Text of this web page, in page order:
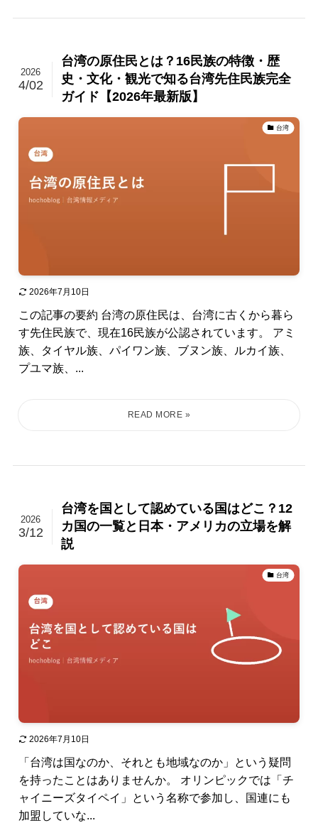
台湾の原住民とは？16民族の特徴・歴
史・文化・観光で知る台湾先住民族完全
ガイド【2026年最新版】
2026
4/02
台湾
2026年7月10日
この記事の要約 台湾の原住民は、台湾に古くから暮ら
す先住民族で、現在16民族が公認されています。 アミ
族、タイヤル族、パイワン族、ブヌン族、ルカイ族、
プユマ族、...
台湾を国として認めている国はどこ？12
カ国の一覧と日本・アメリカの立場を解
説
2026
3/12
台湾
2026年7月10日
「台湾は国なのか、それとも地域なのか」という疑問
を持ったことはありませんか。 オリンピックでは「チ
ャイニーズタイペイ」という名称で参加し、国連にも
加盟していな...